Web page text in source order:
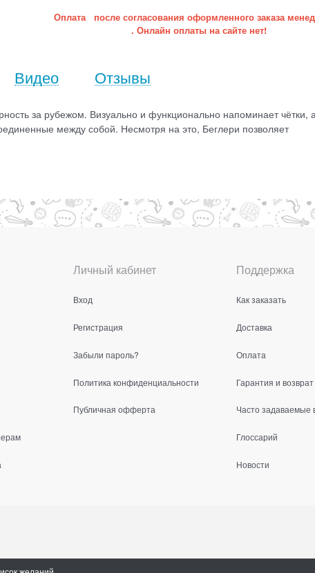
Оплата после согласования оформленного заказа
. Онлайн оплаты на сайте нет!
Видео Отзывы
за рубежом. Визуально и функционально напоминает чётки,
между собой. Несмотря на это, Беглери позволяет
Личный кабинет
Вход
Регистрация
Забыли пароль?
Политика конфиденциальности
Публичная офферта
Поддержка
Как заказать
Доставка
Оплата
Гарантия и возврат
Часто задаваемые
Глоссарий
Новости